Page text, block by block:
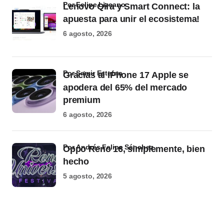
Lenovo Qira y Smart Connect: la
apuesta para unir el ecosistema!
por Felipe Lizcano
6 agosto, 2026
Gracias al iPhone 17 Apple se
apodera del 65% del mercado
premium
por Samir Estefan
6 agosto, 2026
Oppo Reno 16, simplemente, bien
hecho
por Andrés Felipe Sánchez
5 agosto, 2026